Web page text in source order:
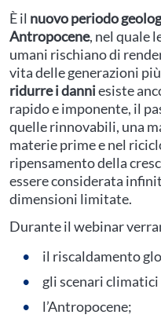
È il nuovo periodo
Antropocene, nel quale
umani rischiano di
vita delle generazioni
ridurre i danniesiste
rapido e imponente, il
quelle rinnovabili, una
materie prime e nel
ripensamento della
essere considerata
dimensioni limitate.
Durante il webinar
il riscaldamento
gli scenari
l’Antropocene;